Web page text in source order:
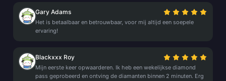
Gary Adams
Het is betaalbaar en betrouwbaar, voor mij altijd een soepele
ervaring!
Blackxxx Roy
Mijn eerste keer opwaarderen. Ik heb een wekelijkse diamond
pass geprobeerd en ontving de diamanten binnen 2 minuten. Erg